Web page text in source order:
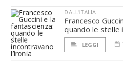
DALL'ITALIA
Francesco
quando le stelle
LEGGI